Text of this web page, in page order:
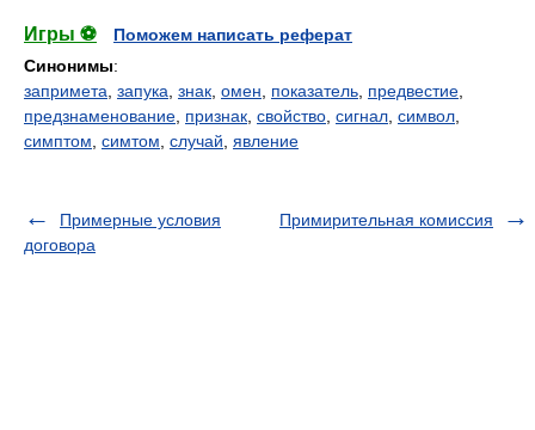
Игры ⚽
Поможем написать реферат
Синонимы:
запримета запука знак омен показатель предвестие
предзнаменование признак свойство сигнал символ
симптом симтом случай явление
Примерные условия
договора
Примирительная комиссия